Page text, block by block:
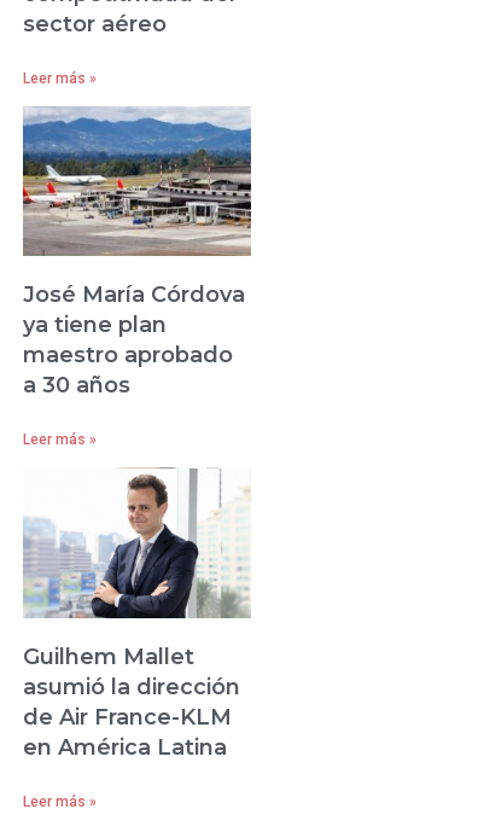
sector aéreo
Leer más »
José María Córdova
ya tiene plan
maestro aprobado
a 30 años
Leer más »
Guilhem Mallet
asumió la dirección
de Air France-KLM
en América Latina
Leer más »